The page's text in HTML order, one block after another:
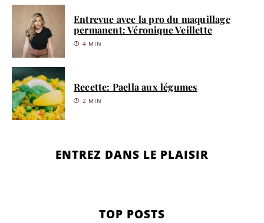
Entrevue avec la pro du maquillage
permanent: Véronique Veillette
4 MIN
Recette: Paella aux légumes
2 MIN
ENTREZ DANS LE PLAISIR
TOP POSTS